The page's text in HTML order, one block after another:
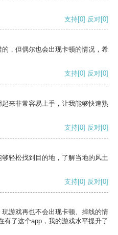
支持[0] 反对[0]
，但偶尔也会出现卡顿的情况，希
支持[0] 反对[0]
来非常容易上手，让我能够快速熟
支持[0] 反对[0]
轻松找到目的地，了解当地的风土
支持[0] 反对[0]
游戏再也不会出现卡顿、掉线的情
有了这个app，我的游戏水平提升了